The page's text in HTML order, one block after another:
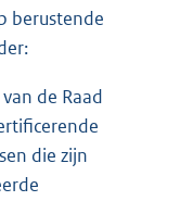
berustende
de Raad
die zijn